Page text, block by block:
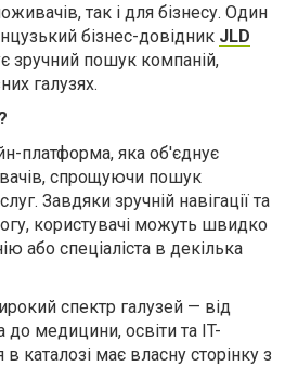
так і для бізнесу. Один
бізнес-довідник JLD
зручний пошук компаній,
галузях.
платформа, яка об'єднує
спрощуючи пошук
Завдяки зручній навігації та
користувачі можуть швидко
або спеціаліста в декілька
спектр галузей — від
до медицини, освіти та IT-
каталозі має власну сторінку з